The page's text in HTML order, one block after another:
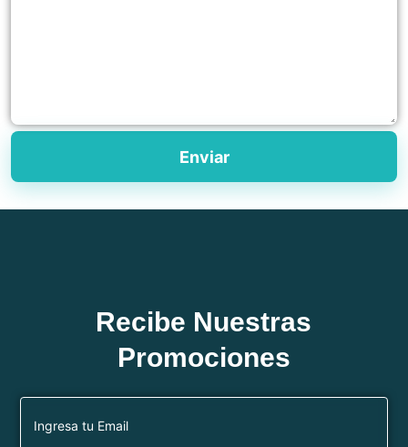
Recibe Nuestras
Promociones